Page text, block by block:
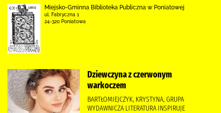
Miejsko-Gminna Biblioteka Publiczna w Poniatowej
ul. Fabryczna 1
24-320 Poniatowa
Dziewczyna z czerwonym
warkoczem
BARTŁOMIEJCZYK, KRYSTYNA, GRUPA
WYDAWNICZA LITERATURA INSPIRUJE